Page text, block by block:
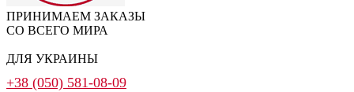
ПРИНИМАЕМ ЗАКАЗЫ
СО ВСЕГО МИРА
ДЛЯ УКРАИНЫ
+38 (050) 581-08-09